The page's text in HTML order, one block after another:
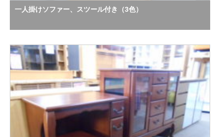
一人掛けソファー、スツール付き（3色）